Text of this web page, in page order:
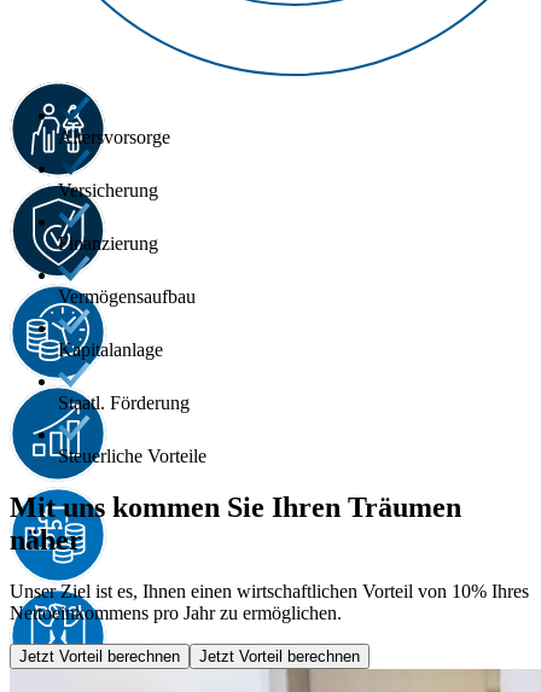
Altersvorsorge
Versicherung
Finanzierung
Vermögensaufbau
Kapitalanlage
Staatl. Förderung
Steuerliche Vorteile
Mit uns kommen Sie Ihren Träumen
näher
Unser Ziel ist es, Ihnen einen wirtschaftlichen Vorteil von 10% Ihres
Nettoeinkommens pro Jahr zu ermöglichen.
Jetzt Vorteil berechnen Jetzt Vorteil berechnen